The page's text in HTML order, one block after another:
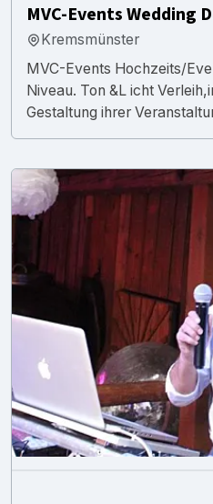
MVC-Events Wedding
Kremsmünster
MVC-Events Hochzeits/
Niveau. Ton &L icht
Gestaltung ihrer